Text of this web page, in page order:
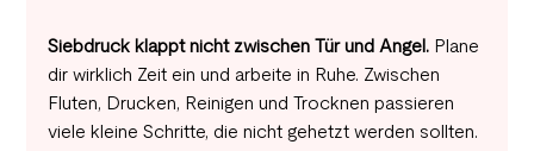
Siebdruck klappt nicht zwischen Tür und Angel. Plane
dir wirklich Zeit ein und arbeite in Ruhe. Zwischen
Fluten, Drucken, Reinigen und Trocknen passieren
viele kleine Schritte, die nicht gehetzt werden sollten.